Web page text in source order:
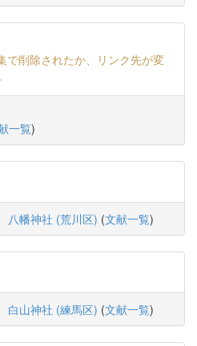
で削除されたか、リンク先が変
一覧)
八幡神社 (荒川区) (文献一覧)
白山神社 (練馬区) (文献一覧)